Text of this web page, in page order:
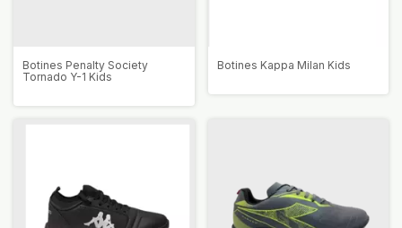
Botines Penalty Society
Tornado Y-1 Kids
Botines Kappa Milan Kids